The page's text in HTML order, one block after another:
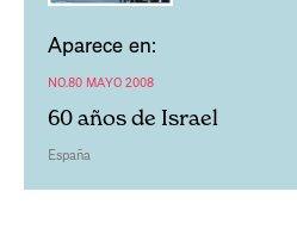
Aparece en:
NO.80 MAYO 2008
60 años de Israel
España